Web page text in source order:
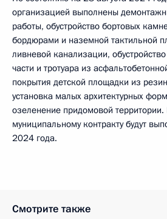
организацией выполнены
работы, обустройство бортовых
бордюрами и наземной тактильной
ливневой канализации,
части и тротуара из
покрытия детской площадки из
установка малых архитектурных
озеленение придомовой территории.
муниципальному контракту будут
2024 года.
Смотрите также